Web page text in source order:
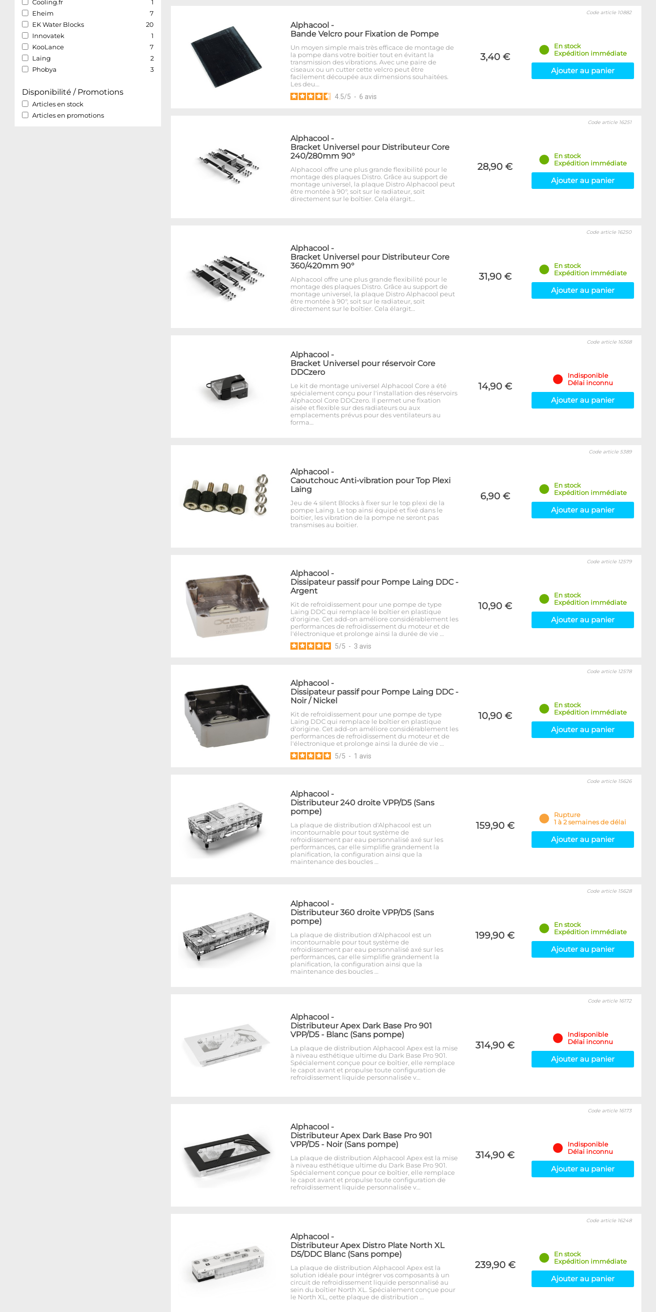
Cooling.fr
1
Eheim
7
EK Water Blocks
20
Innovatek
1
KooLance
7
Laing
2
Phobya
3
Disponibilité / Promotions
Articles en stock
Articles en promotions
Alphacool -
Bande Velcro pour Fixation de Pompe
Un moyen simple mais très efficace de montage de
la pompe dans votre boitier tout en évitant la
transmission des vibrations. Avec une paire de
ciseaux ou un cutter cette velcro peut être
facilement découpée aux dimensions souhaitées.
Les deu…
4.5/5 - 6 avis
3,40 €
Code article 10882
En stock
Expédition immédiate
Ajouter au panier
Alphacool -
Bracket Universel pour Distributeur Core
240/280mm 90°
Alphacool offre une plus grande flexibilité pour le
montage des plaques Distro. Grâce au support de
montage universel, la plaque Distro Alphacool peut
être montée à 90°, soit sur le radiateur, soit
directement sur le boîtier. Cela élargit…
28,90 €
Code article 16251
En stock
Expédition immédiate
Ajouter au panier
Alphacool -
Bracket Universel pour Distributeur Core
360/420mm 90°
Alphacool offre une plus grande flexibilité pour le
montage des plaques Distro. Grâce au support de
montage universel, la plaque Distro Alphacool peut
être montée à 90°, soit sur le radiateur, soit
directement sur le boîtier. Cela élargit…
31,90 €
Code article 16250
En stock
Expédition immédiate
Ajouter au panier
Alphacool -
Bracket Universel pour réservoir Core
DDCzero
Le kit de montage universel Alphacool Core a été
spécialement conçu pour l'installation des réservoirs
Alphacool Core DDCzero. Il permet une fixation
aisée et flexible sur des radiateurs ou aux
emplacements prévus pour des ventilateurs au
forma…
14,90 €
Code article 16368
Indisponible
Délai inconnu
Ajouter au panier
Alphacool -
Caoutchouc Anti-vibration pour Top Plexi
Laing
Jeu de 4 silent Blocks à fixer sur le top plexi de la
pompe Laing. Le top ainsi équipé et fixé dans le
boitier, les vibration de la pompe ne seront pas
transmises au boitier.
6,90 €
Code article 5389
En stock
Expédition immédiate
Ajouter au panier
Alphacool -
Dissipateur passif pour Pompe Laing DDC -
Argent
Kit de refroidissement pour une pompe de type
Laing DDC qui remplace le boîtier en plastique
d'origine. Cet add-on améliore considérablement les
performances de refroidissement du moteur et de
l'électronique et prolonge ainsi la durée de vie …
5/5 - 3 avis
10,90 €
Code article 12579
En stock
Expédition immédiate
Ajouter au panier
Alphacool -
Dissipateur passif pour Pompe Laing DDC -
Noir / Nickel
Kit de refroidissement pour une pompe de type
Laing DDC qui remplace le boîtier en plastique
d'origine. Cet add-on améliore considérablement les
performances de refroidissement du moteur et de
l'électronique et prolonge ainsi la durée de vie …
5/5 - 1 avis
10,90 €
Code article 12578
En stock
Expédition immédiate
Ajouter au panier
Alphacool -
Distributeur 240 droite VPP/D5 (Sans
pompe)
La plaque de distribution d'Alphacool est un
incontournable pour tout système de
refroidissement par eau personnalisé axé sur les
performances, car elle simplifie grandement la
planification, la configuration ainsi que la
maintenance des boucles …
159,90 €
Code article 15626
Rupture
1 à 2 semaines de délai
Ajouter au panier
Alphacool -
Distributeur 360 droite VPP/D5 (Sans
pompe)
La plaque de distribution d'Alphacool est un
incontournable pour tout système de
refroidissement par eau personnalisé axé sur les
performances, car elle simplifie grandement la
planification, la configuration ainsi que la
maintenance des boucles …
199,90 €
Code article 15628
En stock
Expédition immédiate
Ajouter au panier
Alphacool -
Distributeur Apex Dark Base Pro 901
VPP/D5 - Blanc (Sans pompe)
La plaque de distribution Alphacool Apex est la mise
à niveau esthétique ultime du Dark Base Pro 901.
Spécialement conçue pour ce boîtier, elle remplace
le capot avant et propulse toute configuration de
refroidissement liquide personnalisée v…
314,90 €
Code article 16172
Indisponible
Délai inconnu
Ajouter au panier
Alphacool -
Distributeur Apex Dark Base Pro 901
VPP/D5 - Noir (Sans pompe)
La plaque de distribution Alphacool Apex est la mise
à niveau esthétique ultime du Dark Base Pro 901.
Spécialement conçue pour ce boîtier, elle remplace
le capot avant et propulse toute configuration de
refroidissement liquide personnalisée v…
314,90 €
Code article 16173
Indisponible
Délai inconnu
Ajouter au panier
Alphacool -
Distributeur Apex Distro Plate North XL
D5/DDC Blanc (Sans pompe)
La plaque de distribution Alphacool Apex est la
solution idéale pour intégrer vos composants à un
circuit de refroidissement liquide personnalisé au
sein du boîtier North XL. Spécialement conçue pour
le North XL, cette plaque de distribution …
239,90 €
Code article 16248
En stock
Expédition immédiate
Ajouter au panier